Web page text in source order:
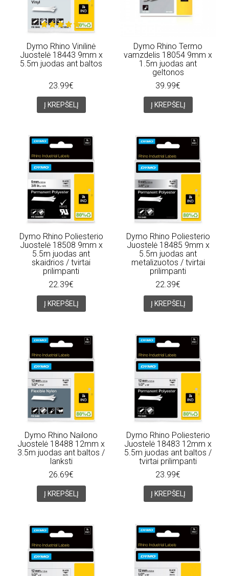
Dymo Rhino Vinilinė
Juostelė 18443 9mm x
5.5m juodas ant baltos
23.99€
Į KREPŠELĮ
Dymo Rhino Termo
vamzdelis 18054 9mm x
1.5m juodas ant
geltonos
39.99€
Į KREPŠELĮ
Dymo Rhino Poliesterio
Juostelė 18508 9mm x
5.5m juodas ant
skaidrios / tvirtai
prilimpanti
22.39€
Į KREPŠELĮ
Dymo Rhino Poliesterio
Juostelė 18485 9mm x
5.5m juodas ant
metalizuotos / tvirtai
prilimpanti
22.39€
Į KREPŠELĮ
Dymo Rhino Nailono
Juostelė 18488 12mm x
3.5m juodas ant baltos /
lanksti
26.69€
Į KREPŠELĮ
Dymo Rhino Poliesterio
Juostelė 18483 12mm x
5.5m juodas ant baltos /
tvirtai prilimpanti
23.99€
Į KREPŠELĮ